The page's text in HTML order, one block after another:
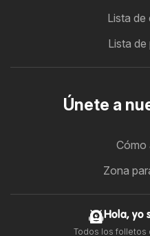
Lista de
Lista
Únete a
Cómo
Zona
Hola, yo
Todos los folletos